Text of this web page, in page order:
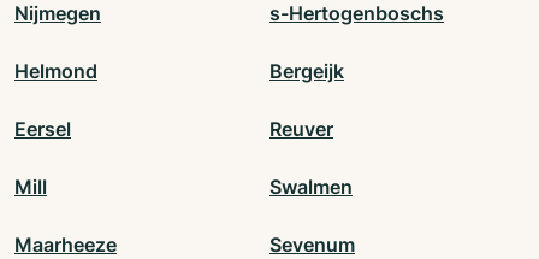
Nijmegen s-Hertogenboschs
Helmond Bergeijk
Eersel Reuver
Mill Swalmen
Maarheeze Sevenum